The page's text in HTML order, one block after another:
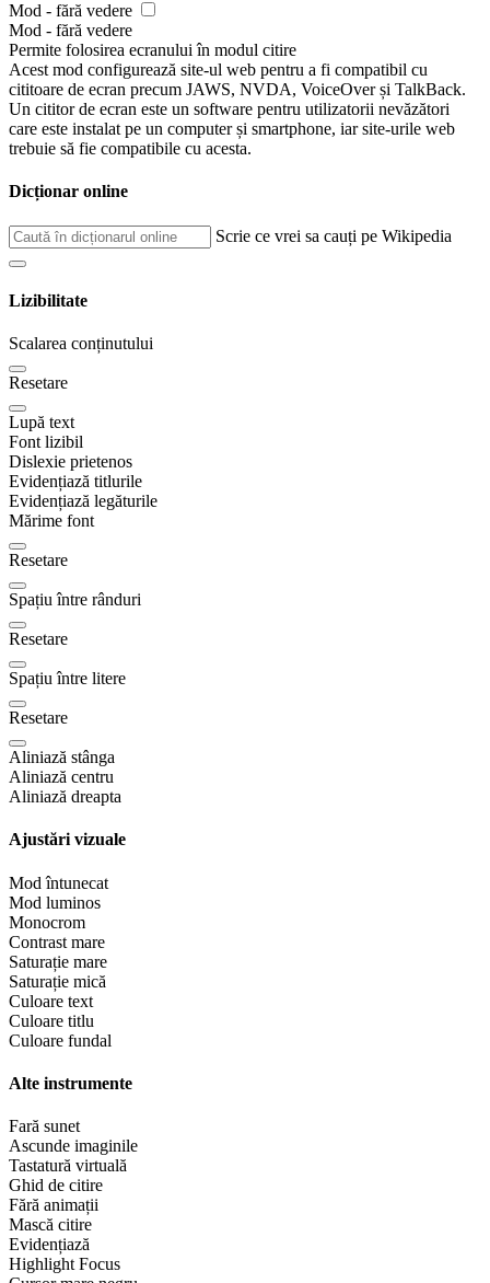
Mod - fără vedere
Mod - fără vedere
Permite folosirea ecranului în modul citire
Acest mod configurează site-ul web pentru a fi compatibil cu
cititoare de ecran precum JAWS, NVDA, VoiceOver și TalkBack.
Un cititor de ecran este un software pentru utilizatorii nevăzători
care este instalat pe un computer și smartphone, iar site-urile web
trebuie să fie compatibile cu acesta.
Dicționar online
Scrie ce vrei sa cauți pe Wikipedia
Lizibilitate
Scalarea conținutului
Resetare
Lupă text
Font lizibil
Dislexie prietenos
Evidențiază titlurile
Evidențiază legăturile
Mărime font
Resetare
Spațiu între rânduri
Resetare
Spațiu între litere
Resetare
Aliniază stânga
Aliniază centru
Aliniază dreapta
Ajustări vizuale
Mod întunecat
Mod luminos
Monocrom
Contrast mare
Saturație mare
Saturație mică
Culoare text
Culoare titlu
Culoare fundal
Alte instrumente
Fară sunet
Ascunde imaginile
Tastatură virtuală
Ghid de citire
Fără animații
Mască citire
Evidențiază
Highlight Focus